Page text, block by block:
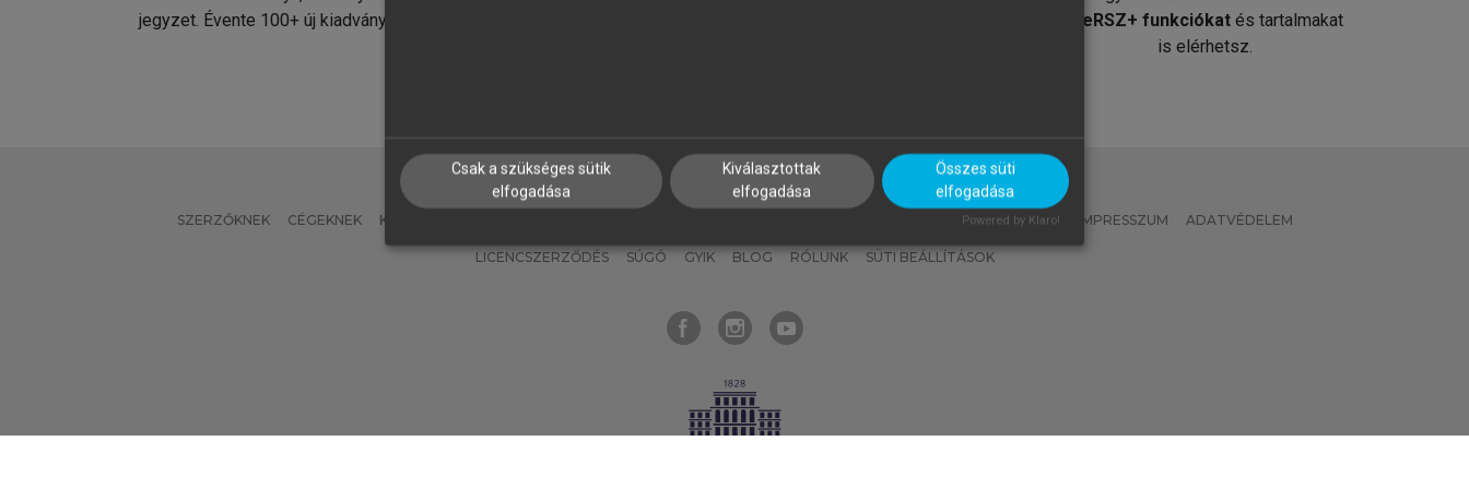
jegyzet. Évente 100+ új kiadvány.
MeRSZ+ funkciókat és tartalmakat
is elérhetsz.
SZERZŐKNEK CÉGEKNEK KÖNYVTÁROSOKNAK MI – ÁLTALÁNOS IRÁNYELVEK IMPRESSZUM ADATVÉDELEM
LICENCSZERZŐDÉS SÚGÓ GYIK BLOG RÓLUNK SÜTI BEÁLLÍTÁSOK
Csak a szükséges sütik
elfogadása
Kiválasztottak
elfogadása
Összes süti
elfogadása
Powered by Klaro!